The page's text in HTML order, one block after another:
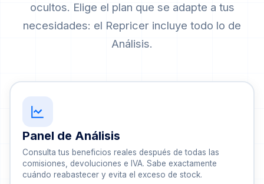
ocultos. Elige el plan que se adapte a tus
necesidades: el Repricer incluye todo lo de
Análisis.
Panel de Análisis
Consulta tus beneficios reales después de todas las
comisiones, devoluciones e IVA. Sabe exactamente
cuándo reabastecer y evita el exceso de stock.